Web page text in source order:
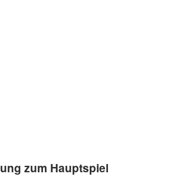
zum Hauptspiel